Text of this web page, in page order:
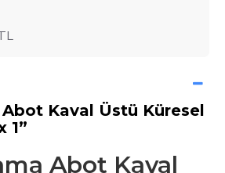
Kaval Üstü Küresel
1”
Abot Kaval